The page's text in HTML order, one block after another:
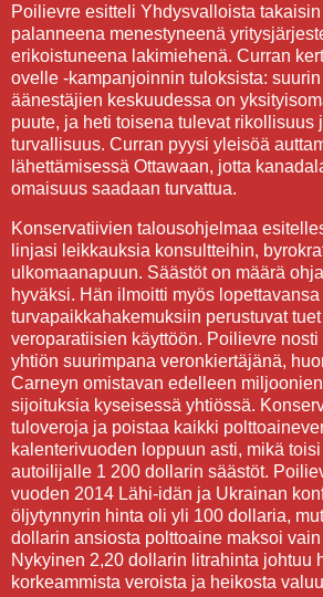
Poilievre esitteli Yhdysvalloista
palanneena menestyneenä
erikoistuneena lakimiehenä. Curran
ovelle -kampanjoinnin tuloksista:
äänestäjien keskuudessa on
puute, ja heti toisena tulevat rikollisuus
turvallisuus. Curran pyysi yleisöä
lähettämisessä Ottawaan, jotta
omaisuus saadaan turvattua.
Konservatiivien talousohjelmaa
linjasi leikkauksia konsultteihin,
ulkomaanapuun. Säästöt on määrä
hyväksi. Hän ilmoitti myös
turvapaikkahakemuksiin perustuvat
veroparatiisien käyttöön. Poilievre
yhtiön suurimpana veronkiertäjänä,
Carneyn omistavan edelleen
sijoituksia kyseisessä yhtiössä.
tuloveroja ja poistaa kaikki
kalenterivuoden loppuun asti, mikä
autoilijalle 1 200 dollarin säästöt.
vuoden 2014 Lähi-idän ja Ukrainan
öljytynnyrin hinta oli yli 100 dollaria,
dollarin ansiosta polttoaine maksoi
Nykyinen 2,20 dollarin litrahinta johtuu
korkeammista veroista ja heikosta